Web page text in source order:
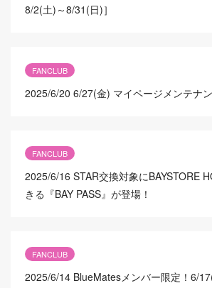
8/2(土)～8/31(日)］
FANCLUB
2025/6/20 6/27(金) マイページメンテナ
FANCLUB
2025/6/16 STAR交換対象にBAYSTORE
きる『BAY PASS』が登場！
FANCLUB
2025/6/14 BlueMatesメンバー限定！6/